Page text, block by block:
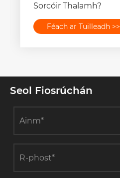
Sorcóir Thalamh?
Féach ar Tuilleadh >>
Seol Fiosrúchán